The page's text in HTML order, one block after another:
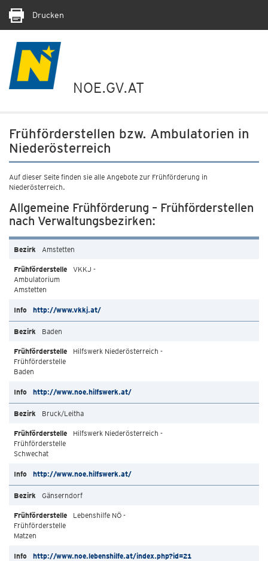
Drucken
NOE.GV.AT
Frühförderstellen bzw. Ambulatorien in
Niederösterreich
Auf dieser Seite finden sie alle Angebote zur Frühförderung in
Niederösterreich.
Allgemeine Frühförderung – Frühförderstellen
nach Verwaltungsbezirken:
Amstetten
VKKJ -
Ambulatorium
Amstetten
http://www.vkkj.at/
Baden
Hilfswerk Niederösterreich -
Frühförderstelle
Baden
http://www.noe.hilfswerk.at/
Bruck/Leitha
Hilfswerk Niederösterreich -
Frühförderstelle
Schwechat
http://www.noe.hilfswerk.at/
Gänserndorf
Lebenshilfe NÖ -
Frühförderstelle
Matzen
http://www.noe.lebenshilfe.at/index.php?id=21